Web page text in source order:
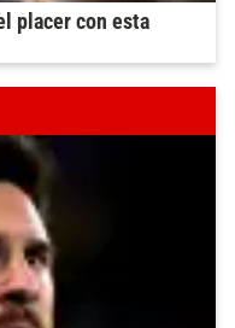
placer con esta